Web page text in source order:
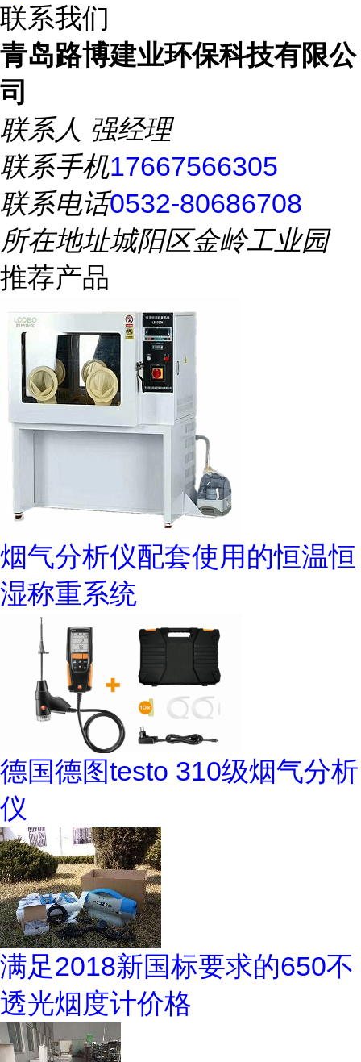
联系我们
青岛路博建业环保科技有限公
司
联系人 强经理
联系手机17667566305
联系电话0532-80686708
所在地址城阳区金岭工业园
推荐产品
烟气分析仪配套使用的恒温恒
湿称重系统
德国德图testo 310级烟气分析
仪
满足2018新国标要求的650不
透光烟度计价格